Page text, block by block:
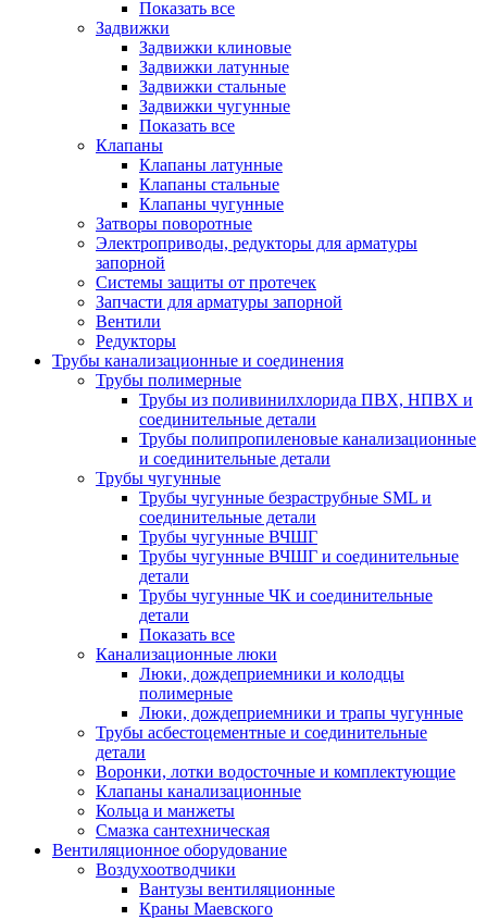
Показать все
Задвижки
Задвижки клиновые
Задвижки латунные
Задвижки стальные
Задвижки чугунные
Показать все
Клапаны
Клапаны латунные
Клапаны стальные
Клапаны чугунные
Затворы поворотные
Электроприводы, редукторы для арматуры
запорной
Системы защиты от протечек
Запчасти для арматуры запорной
Вентили
Редукторы
Трубы канализационные и соединения
Трубы полимерные
Трубы из поливинилхлорида ПВХ, НПВХ и
соединительные детали
Трубы полипропиленовые канализационные
и соединительные детали
Трубы чугунные
Трубы чугунные безраструбные SML и
соединительные детали
Трубы чугунные ВЧШГ
Трубы чугунные ВЧШГ и соединительные
детали
Трубы чугунные ЧК и соединительные
детали
Показать все
Канализационные люки
Люки, дождеприемники и колодцы
полимерные
Люки, дождеприемники и трапы чугунные
Трубы асбестоцементные и соединительные
детали
Воронки, лотки водосточные и комплектующие
Клапаны канализационные
Кольца и манжеты
Смазка сантехническая
Вентиляционное оборудование
Воздухоотводчики
Вантузы вентиляционные
Краны Маевского